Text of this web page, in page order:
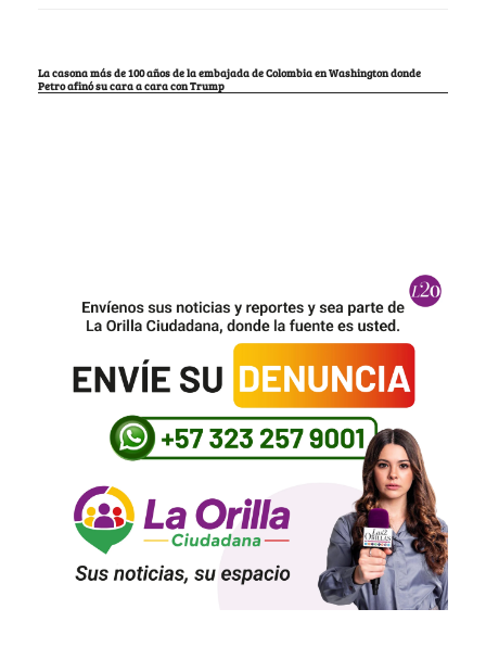
La casona más de 100 años de la embajada de Colombia en Washington donde
Petro afinó su cara a cara con Trump